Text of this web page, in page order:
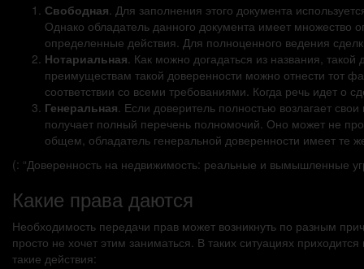
Свободная . Для заполнения этого документа
Однако обладатель данного документа имеет
определенные действия. Для полноценного ведения
Нотариальная . Как можно догадаться из названия,
преимуществам такой доверенности можно отнести тот
соответствии со всеми требованиями. Когда речь идет о
Генеральная . Если доверитель полностью возлагает
получает полный перечень полномочий. Оно может не
общем, обладатель генеральной доверенности имеет те
(: “Доверенность на недвижимость: реальные и вымышленные
Какие права даются
Необходимость передачи прав может возникнуть по разным
просто не хочет этим заниматься. В таких ситуациях
такие действия: